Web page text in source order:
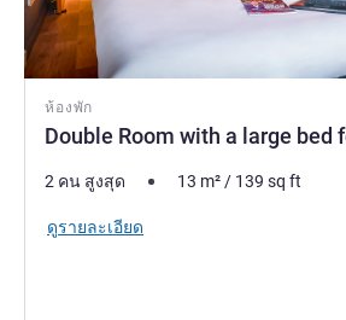
ห้องพัก
Double Room with a large bed
2 คน สูงสุด 13 m²/ 139 sq ft
ดูรายละเอียด